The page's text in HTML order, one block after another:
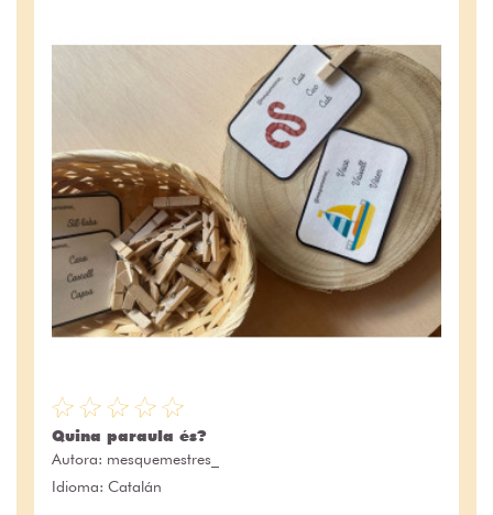
Quina paraula és?
Autora: mesquemestres_
Idioma: Catalán